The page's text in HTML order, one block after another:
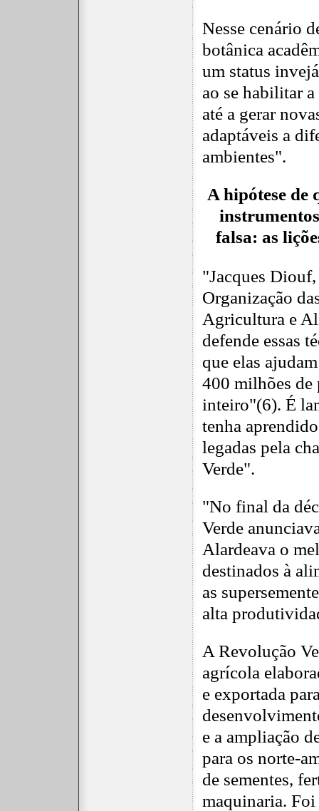
Nesse cenário
botânica
um status
ao se habilitar a
até a gerar
adaptáveis a
ambientes".
A hipótese de
falsa: as
"Jacques
Organização
Agricultura e
defende essas
que elas
400 milhões de
inteiro"(6). É
tenha
legadas pela
Verde".
"No final da
Verde
Alardeava o
destinados à
as
alta
A Revolução
agrícola
e exportada
e a ampliação
para os norte-
de sementes,
maquinaria. Foi